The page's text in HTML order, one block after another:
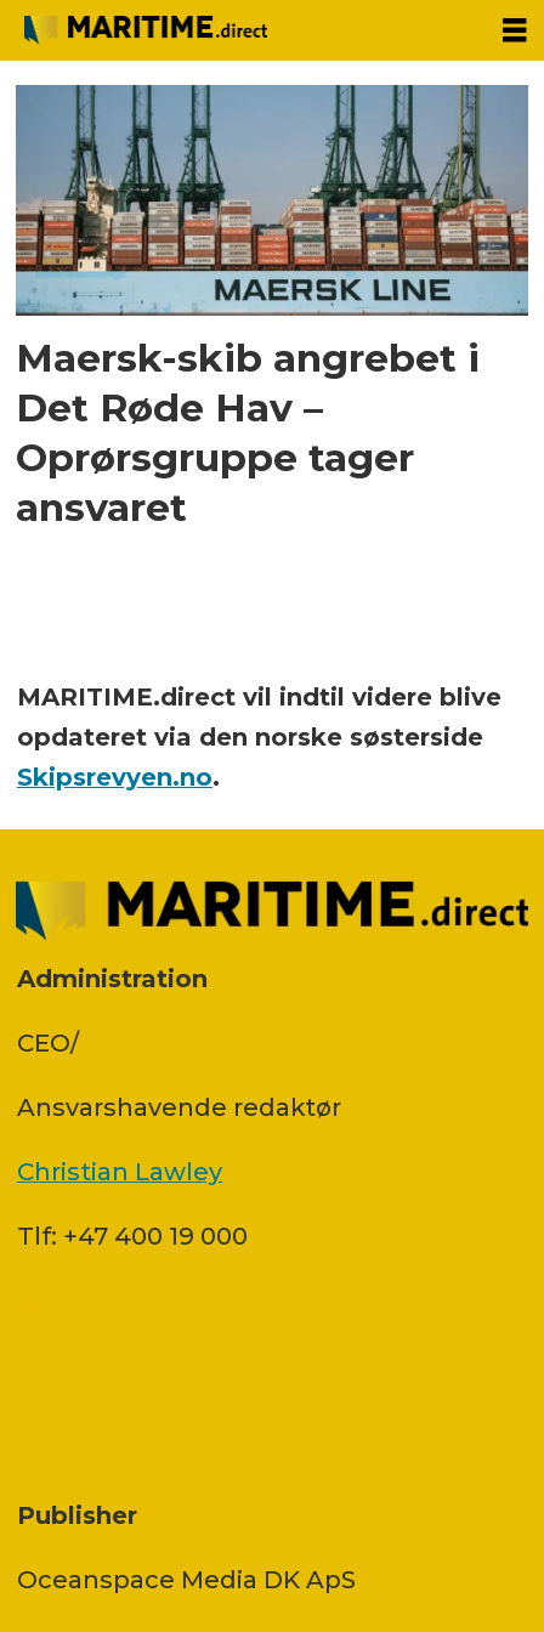
Tag:
oprørsgruppe
Maersk-skib angrebet i
Det Røde Hav –
Oprørsgruppe tager
ansvaret
MARITIME.direct vil indtil videre blive
opdateret via den norske søsterside
Skipsrevyen.no.
Administration
CEO/
Ansvars­havende redaktør
Christian Lawley
Tlf: +47 400 19 000
Publisher
Oceanspace Media DK ApS